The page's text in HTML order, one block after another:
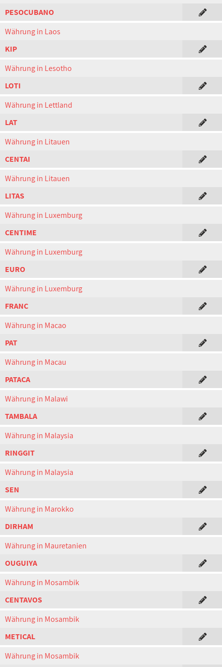
PESOCUBANO
Währung in Laos
KIP
Währung in Lesotho
LOTI
Währung in Lettland
LAT
Währung in Litauen
CENTAI
Währung in Litauen
LITAS
Währung in Luxemburg
CENTIME
Währung in Luxemburg
EURO
Währung in Luxemburg
FRANC
Währung in Macao
PAT
Währung in Macau
PATACA
Währung in Malawi
TAMBALA
Währung in Malaysia
RINGGIT
Währung in Malaysia
SEN
Währung in Marokko
DIRHAM
Währung in Mauretanien
OUGUIYA
Währung in Mosambik
CENTAVOS
Währung in Mosambik
METICAL
Währung in Mosambik